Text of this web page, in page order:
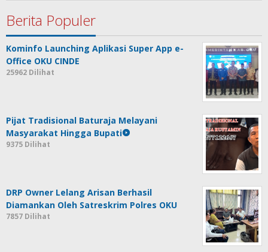
Berita Populer
Kominfo Launching Aplikasi Super App e-
Office OKU CINDE
25962 Dilihat
Pijat Tradisional Baturaja Melayani
Masyarakat Hingga Bupati
9375 Dilihat
DRP Owner Lelang Arisan Berhasil
Diamankan Oleh Satreskrim Polres OKU
7857 Dilihat